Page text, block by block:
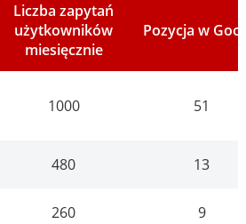
Liczba zapytań
użytkowników
miesięcznie
Pozycja w
1000 51
480 13
260 9